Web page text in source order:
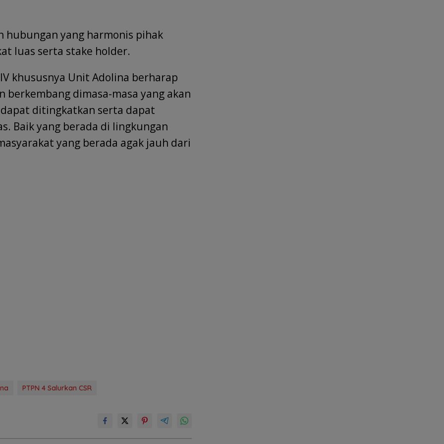
hubungan yang harmonis pihak
luas serta stake holder.
khususnya Unit Adolina berharap
berkembang dimasa-masa yang akan
ditingkatkan serta dapat
Baik yang berada di lingkungan
yang berada agak jauh dari
PTPN 4 Salurkan CSR